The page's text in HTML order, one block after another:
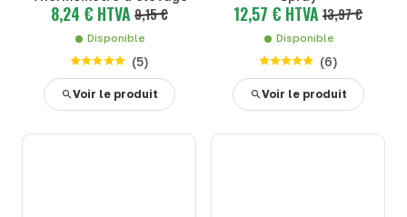
8,24 € HTVA 9,15 €
Disponible
(5)
Voir le produit
12,57 € HTVA 13,97 €
Disponible
(6)
Voir le produit